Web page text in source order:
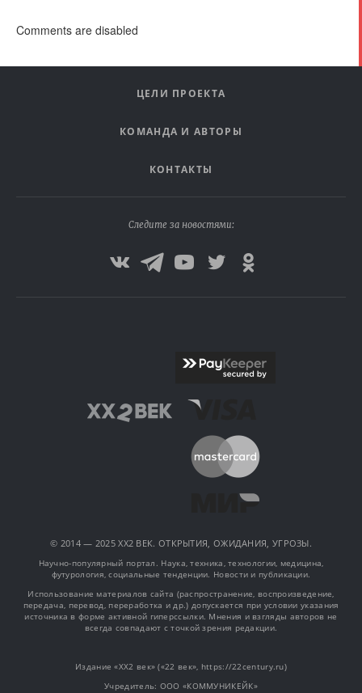
Comments are disabled
ЦЕЛИ ПРОЕКТА
КОМАНДА И АВТОРЫ
КОНТАКТЫ
Следите за новостями:
© 2014 — 2025 XX2 ВЕК. ОТКРЫТИЯ, ОЖИДАНИЯ, УГРОЗЫ.
Научно-популярный портал. Наука, техника, технологии, медицина,
футурология, социальные тенденции. Новости и публикации.
Использование материалов сайта (распространение, воспроизведение,
передача, перевод, переработка и др.) допускается при условии указания
источника в форме активной гиперссылки. Мнения и взгляды авторов не
всегда совпадают с точкой зрения редакции.
Издание «XX2 век» («22 век», https://22century.ru)
Учредитель: OOO «КОММУНИКЕЙК»